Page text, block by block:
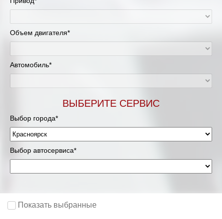
Объем двигателя*
Автомобиль*
ВЫБЕРИТЕ СЕРВИС
Выбор города*
Выбор автосервиса*
Показать выбранные